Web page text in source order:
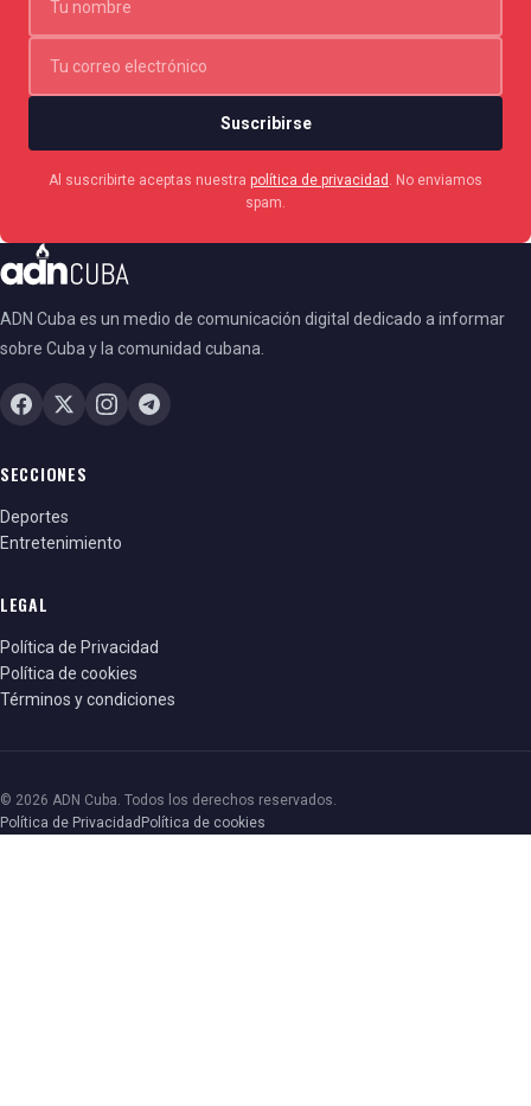
Suscribirse
Al suscribirte aceptas nuestra política de privacidad
. No enviamos
spam.
ADN Cuba es un medio de comunicación digital dedicado a informar
sobre Cuba y la comunidad cubana.
SECCIONES
Deportes
Entretenimiento
LEGAL
Política de Privacidad
Política de cookies
Términos y condiciones
© 2026 ADN Cuba. Todos los derechos reservados.
Política de Privacidad Política de cookies